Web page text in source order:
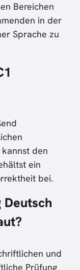
Bereichen
in der
Sprache zu
den
ein
bei.
und
Prüfung